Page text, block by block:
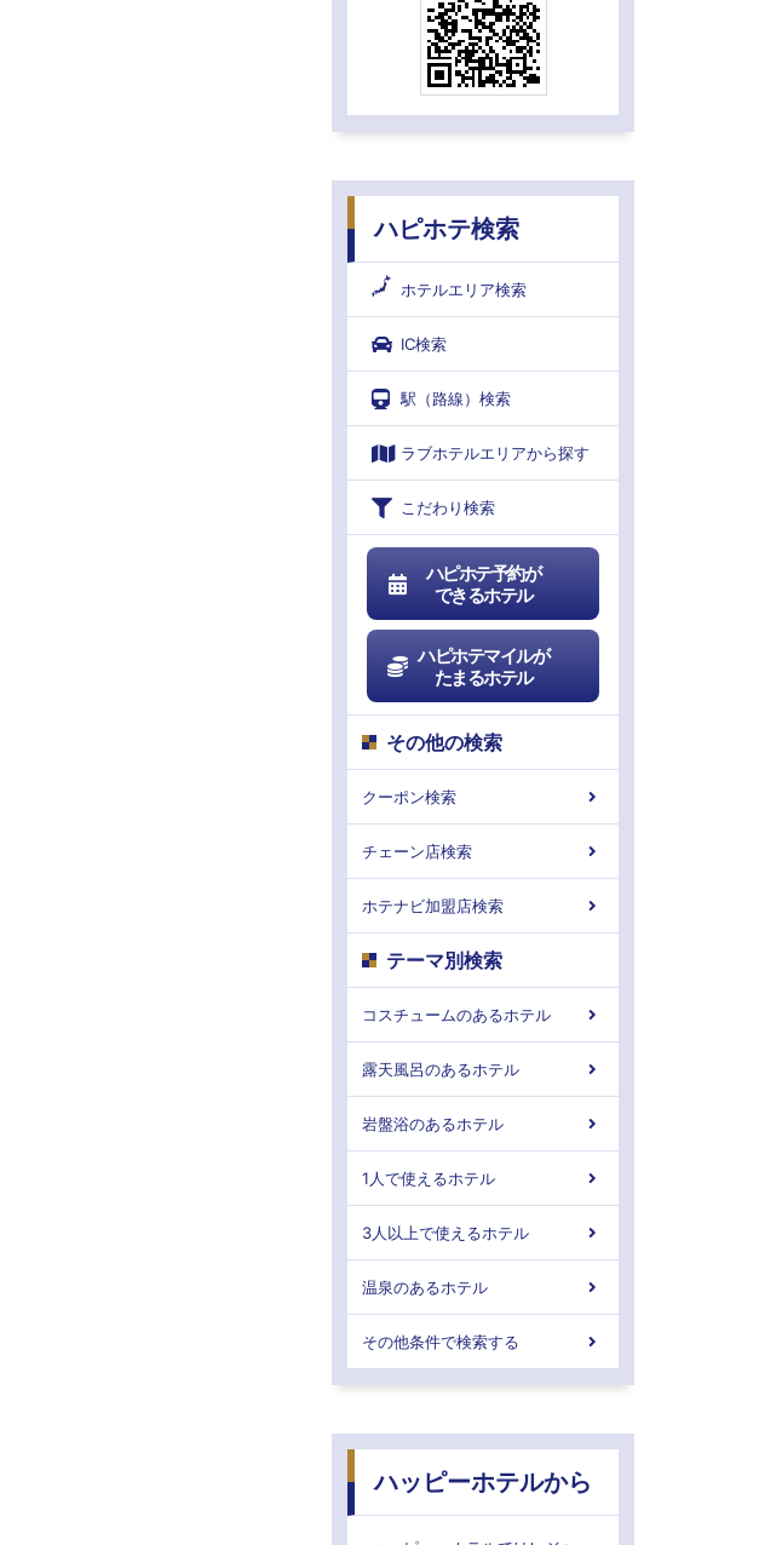
ハピホテ検索
ホテルエリア検索
IC検索
駅（路線）検索
ラブホテルエリアから探す
こだわり検索
ハピホテ予約が
できるホテル
ハピホテマイルが
たまるホテル
その他の検索
クーポン検索
チェーン店検索
ホテナビ加盟店検索
テーマ別検索
コスチュームのあるホテル
露天風呂のあるホテル
岩盤浴のあるホテル
1人で使えるホテル
3人以上で使えるホテル
温泉のあるホテル
その他条件で検索する
ハッピーホテルから